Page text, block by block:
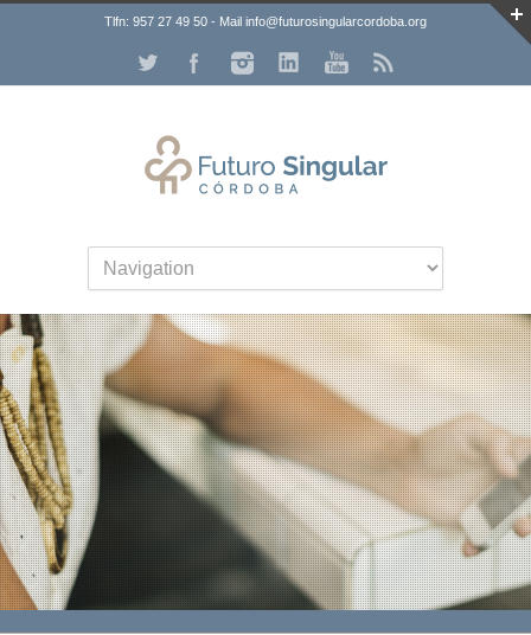
Tlfn: 957 27 49 50 - Mail info@futurosingularcordoba.org